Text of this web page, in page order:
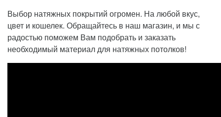
Выбор натяжных покрытий огромен. На любой вкус,
цвет и кошелек. Обращайтесь в наш магазин, и мы с
радостью поможем Вам подобрать и заказать
необходимый материал для натяжных потолков!